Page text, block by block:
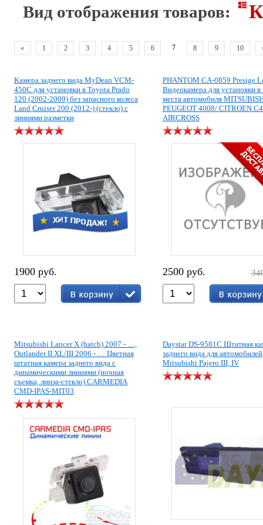
Вид отображения товаров:
« 1 2 3 4 5 6 7 8 9 10
Камера заднего вида MyDean VCM-
450C для установки в Toyota Prado
120 (2002-2009) без запасного колеса
Land Cruiser 200 (2012-) (стекло) с
линиями разметки
1900 руб.
PHANTOM CA-0859 Presige
Видеокамера для установки
места автомобиля
PEUGEOT 4008/ CITROEN C4
AIRCROSS
2500 руб.
Mitsubishi Lancer X (hatch) 2007 - …,
Outlander II XL/III 2006 - … Цветная
штатная камера заднего вида с
динамическими линиями (ночная
съемка, линза-стекло) CARMEDIA
CMD-IPAS-MIT03
Daystar DS-9581C Штатная
заднего вида для автомобилей
Mitsubishi Pajero III, IV